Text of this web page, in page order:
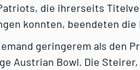
die ihrerseits
konnten, beendeten
geringerem als den
Austrian Bowl. Die